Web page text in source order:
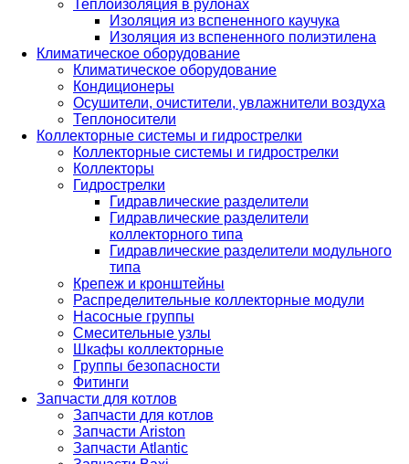
Теплоизоляция в рулонах
Изоляция из вспененного каучука
Изоляция из вспененного полиэтилена
Климатическое оборудование
Климатическое оборудование
Кондиционеры
Осушители, очистители, увлажнители воздуха
Теплоносители
Коллекторные системы и гидрострелки
Коллекторные системы и гидрострелки
Коллекторы
Гидрострелки
Гидравлические разделители
Гидравлические разделители
коллекторного типа
Гидравлические разделители модульного
типа
Крепеж и кронштейны
Распределительные коллекторные модули
Насосные группы
Смесительные узлы
Шкафы коллекторные
Группы безопасности
Фитинги
Запчасти для котлов
Запчасти для котлов
Запчасти Ariston
Запчасти Atlantic